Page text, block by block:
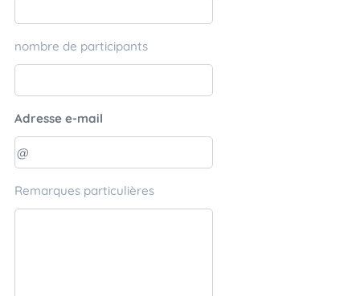
nombre de participants
Adresse e-mail
Remarques particulières